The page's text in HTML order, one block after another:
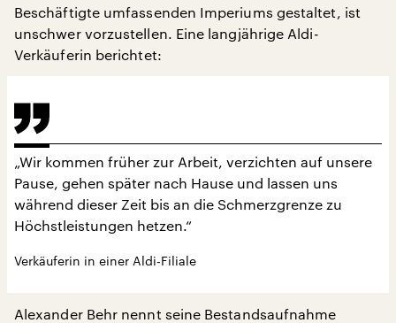
Beschäftigte umfassenden Imperiums gestaltet, ist
unschwer vorzustellen. Eine langjährige Aldi-
Verkäuferin berichtet:
„Wir kommen früher zur Arbeit, verzichten auf unsere
Pause, gehen später nach Hause und lassen uns
während dieser Zeit bis an die Schmerzgrenze zu
Höchstleistungen hetzen.“
Verkäuferin in einer Aldi-Filiale
Alexander Behr nennt seine Bestandsaufnahme